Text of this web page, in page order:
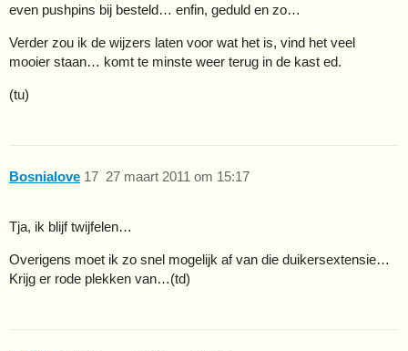
even pushpins bij besteld… enfin, geduld en zo…
Verder zou ik de wijzers laten voor wat het is, vind het veel
mooier staan… komt te minste weer terug in de kast ed.
(tu)
Bosnialove 27 maart 2011 om 15:17
17
Tja, ik blijf twijfelen…
Overigens moet ik zo snel mogelijk af van die duikersextensie…
Krijg er rode plekken van…(td)